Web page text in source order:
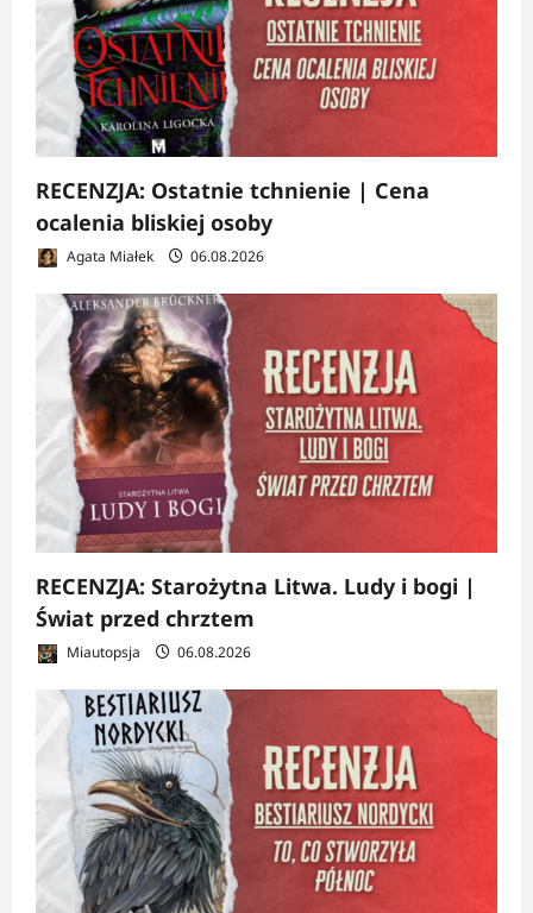
RECENZJA: Ostatnie tchnienie | Cena
ocalenia bliskiej osoby
Agata Miałek 06.08.2026
RECENZJA: Starożytna Litwa. Ludy i bogi |
Świat przed chrztem
Miautopsja 06.08.2026